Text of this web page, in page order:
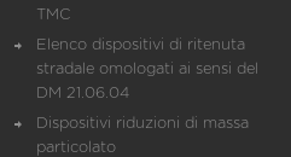
TMC
Elenco dispositivi di ritenuta
stradale omologati ai sensi del
DM 21.06.04
Dispositivi riduzioni di massa
particolato